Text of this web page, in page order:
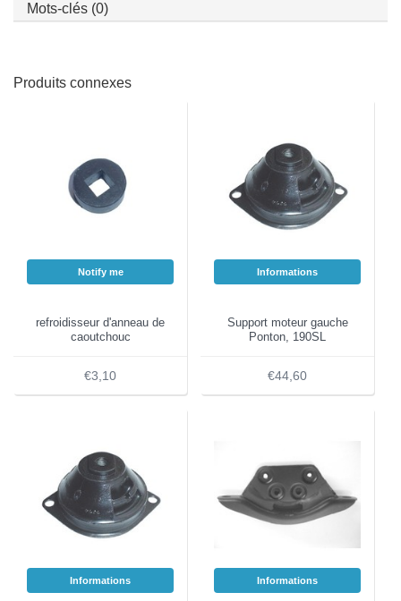
Mots-clés (0)
Produits connexes
Notify me
refroidisseur d'anneau de
caoutchouc
€3,10
Informations
Support moteur gauche
Ponton, 190SL
€44,60
Informations Informations